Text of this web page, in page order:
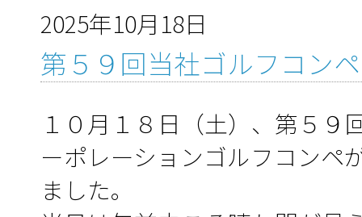
2025年10月18日
第５９回当社ゴルフコン
１０月１８日（土）、第５９
ーポレーションゴルフコンペ
ました。